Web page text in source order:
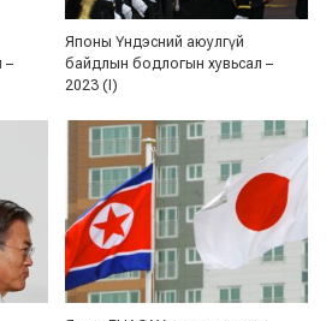
–
Японы Үндэсний аюулгүй
байдлын бодлогын хувьсал –
2023 (I)